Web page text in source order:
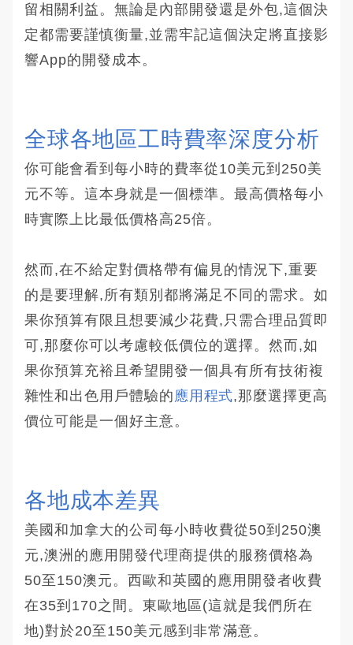
留相關利益。無論是內部開發還是外包,這個決
定都需要謹慎衡量,並需牢記這個決定將直接影
響App的開發成本。
全球各地區工時費率深度分析
你可能會看到每小時的費率從10美元到250美
元不等。這本身就是一個標準。最高價格每小
時實際上比最低價格高25倍。
然而,在不給定對價格帶有偏見的情況下,重要
的是要理解,所有類別都將滿足不同的需求。如
果你預算有限且想要減少花費,只需合理品質即
可,那麼你可以考慮較低價位的選擇。然而,如
果你預算充裕且希望開發一個具有所有技術複
雜性和出色用戶體驗的 應用程式,那麼選擇更高
價位可能是一個好主意。
各地成本差異
美國和加拿大的公司每小時收費從50到250澳
元,澳洲的應用開發代理商提供的服務價格為
50至150澳元。西歐和英國的應用開發者收費
在35到170之間。東歐地區(這就是我們所在
地)對於20至150美元感到非常滿意。